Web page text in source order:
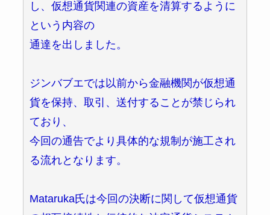
し、仮想通貨関連の資産を清算するように
という内容の
通達を出しました。
ジンバブエでは以前から金融機関が仮想通
貨を保持、取引、送付することが禁じられ
ており、
今回の通告でより具体的な規制が施工され
る流れとなります。
Mataruka氏は今回の決断に関して仮想通貨